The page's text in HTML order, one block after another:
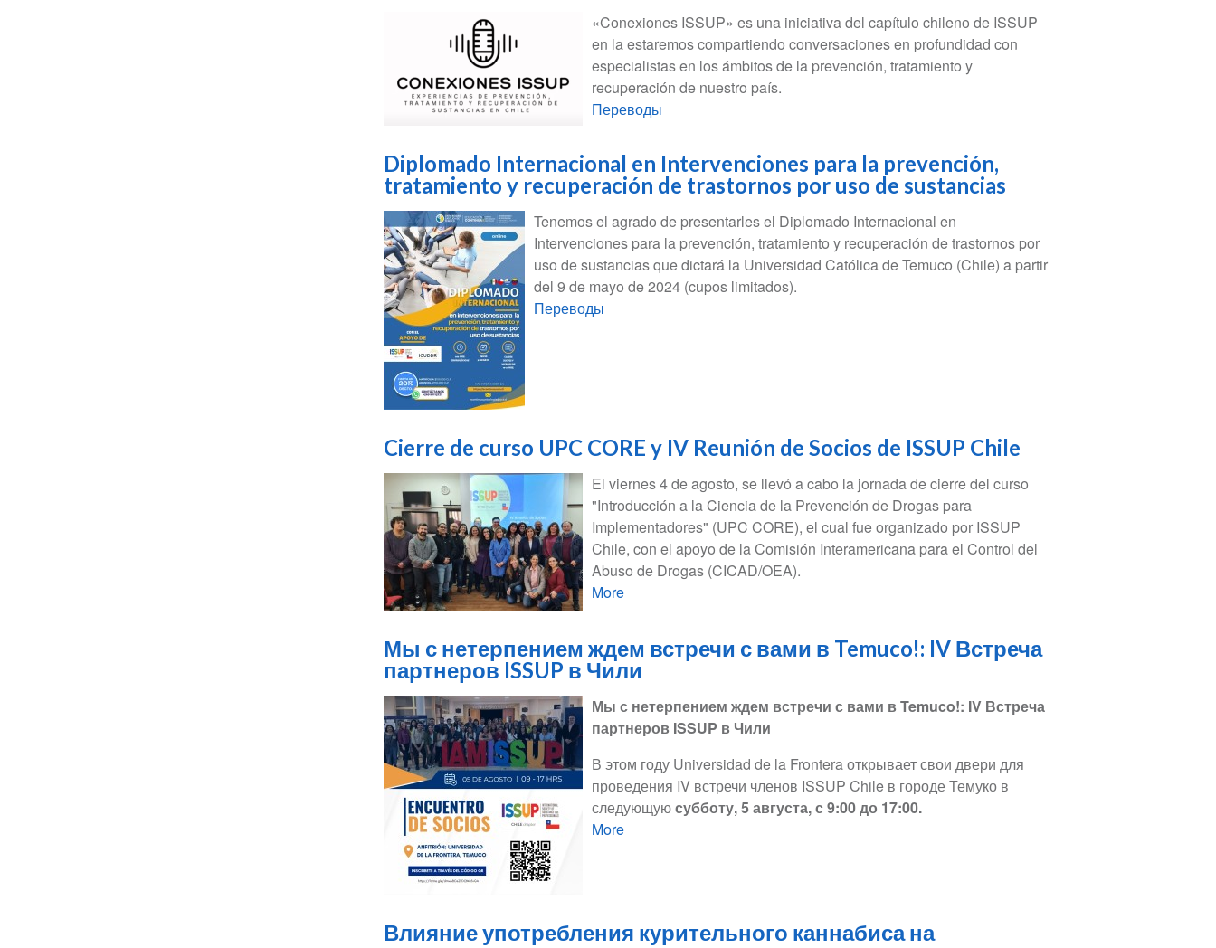
«Conexiones ISSUP» es una iniciativa del capítulo chileno de ISSUP
en la estaremos compartiendo conversaciones en profundidad con
especialistas en los ámbitos de la prevención, tratamiento y
recuperación de nuestro país.
Переводы
Diplomado Internacional en Intervenciones para la prevención,
tratamiento y recuperación de trastornos por uso de sustancias
Tenemos el agrado de presentarles el Diplomado Internacional en
Intervenciones para la prevención, tratamiento y recuperación de trastornos por
uso de sustancias que dictará la Universidad Católica de Temuco (Chile) a partir
del 9 de mayo de 2024 (cupos limitados).
Переводы
Cierre de curso UPC CORE y IV Reunión de Socios de ISSUP Chile
El viernes 4 de agosto, se llevó a cabo la jornada de cierre del curso
"Introducción a la Ciencia de la Prevención de Drogas para
Implementadores" (UPC CORE), el cual fue organizado por ISSUP
Chile, con el apoyo de la Comisión Interamericana para el Control del
Abuso de Drogas (CICAD/OEA).
More
Мы с нетерпением ждем встречи с вами в Temuco!: IV Встреча
партнеров ISSUP в Чили
Мы с нетерпением ждем встречи с вами в Temuco!: IV Встреча
партнеров ISSUP в Чили
В этом году Universidad de la Frontera открывает свои двери для
проведения IV встречи членов ISSUP Chile в городе Темуко в
следующуюсубботу, 5 августа, с 9:00 до 17:00.
More
Влияние употребления курительного каннабиса на